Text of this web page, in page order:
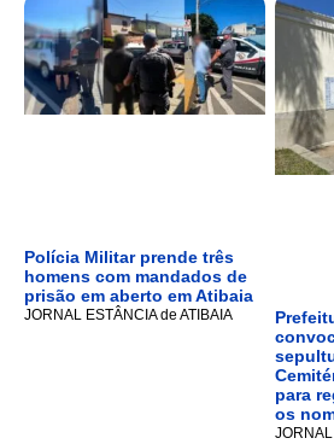
Polícia Militar prende três
homens com mandados de
prisão em aberto em Atibaia
JORNAL ESTÂNCIA de ATIBAIA
para
os